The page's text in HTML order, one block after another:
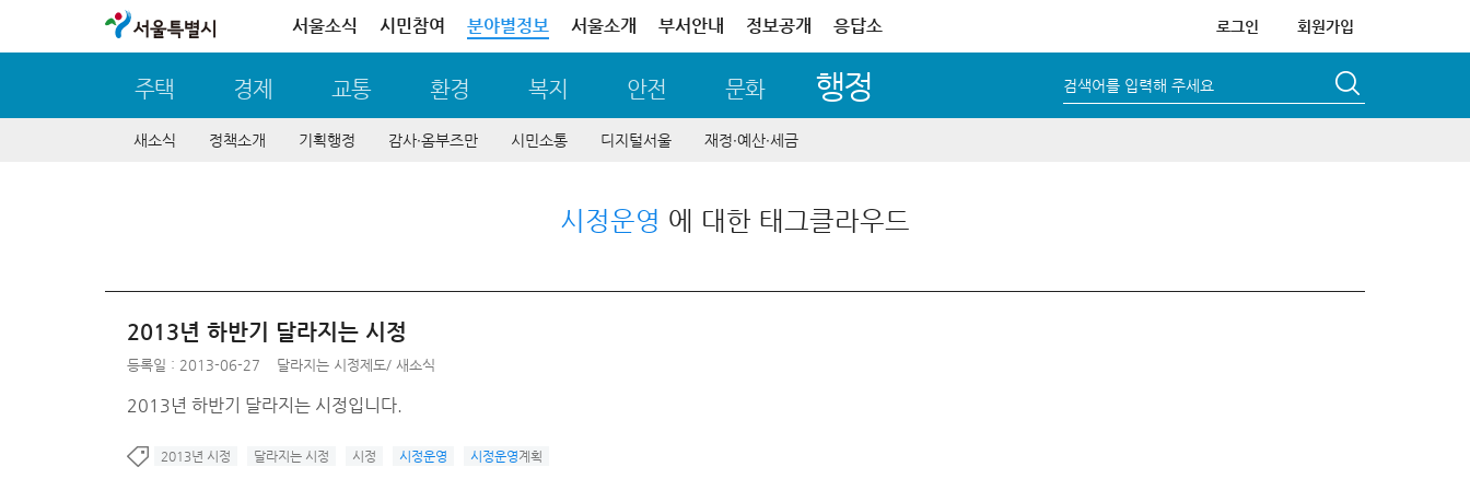
서울특별시 서울소식 시민참여 분야별정보 서울소개 부서안내 정보공개 응답소 로그인 회원가입
주택 경제 교통 환경 복지 안전 문화 행정 검색어를 입력해 주세요
새소식 정책소개 기획행정 감사∙옴부즈만 시민소통 디지털서울 재정∙예산∙세금
시정운영 에 대한 태그클라우드
2013년 하반기 달라지는 시정
등록일 : 2013-06-27 달라지는 시정제도/ 새소식
2013년 하반기 달라지는 시정입니다.
2013년 시정 달라지는 시정 시정 시정운영 시정운영계획